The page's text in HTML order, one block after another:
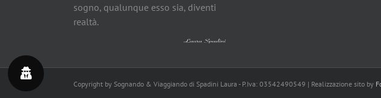
sogno, qualunque esso sia, diventi
realtà.
Copyright by Sognando & Viaggiando di Spadini Laura - P.Iva: 03542490549 | Realizzazione sito by